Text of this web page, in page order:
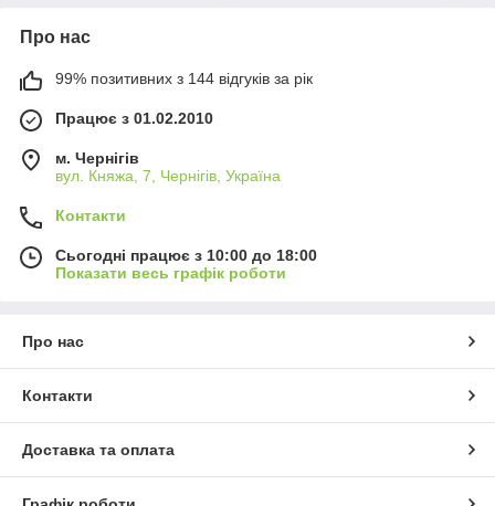
Про нас
99% позитивних з 144 відгуків за рік
Працює з 01.02.2010
м. Чернігів
вул. Княжа, 7, Чернігів, Україна
Контакти
Сьогодні працює з 10:00 до 18:00
Показати весь графік роботи
Про нас
Контакти
Доставка та оплата